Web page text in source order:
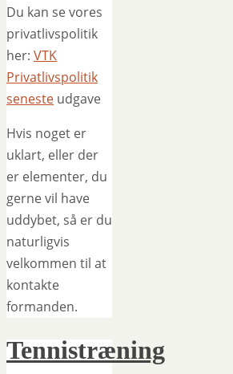
Du kan se vores
privatlivspolitik
her: VTK
Privatlivspolitik
seneste udgave
Hvis noget er
uklart, eller der
er elementer, du
gerne vil have
uddybet, så er du
naturligvis
velkommen til at
kontakte
formanden.
Tennistræning